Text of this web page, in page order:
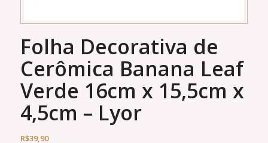
Folha Decorativa de
Cerômica Banana Leaf
Verde 16cm x 15,5cm x
4,5cm – Lyor
R$39,90